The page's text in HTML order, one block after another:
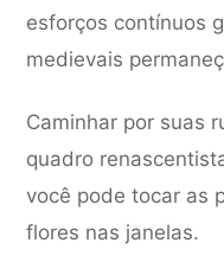
esforços contínuos
medievais
Caminhar por suas
quadro
você pode tocar as
flores nas janelas.